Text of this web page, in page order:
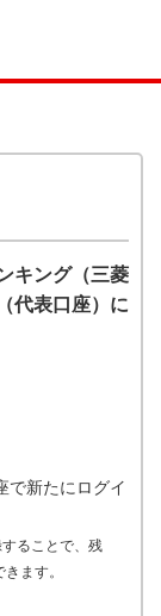
キング（三菱
代表口座）に
で新たにログイ
ることで、残
ます。